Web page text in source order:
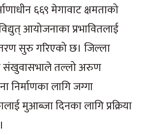
६६९ मेगावाट क्षमताको
आयोजनाका प्रभावितलाई
सुरु गरिएको छ। जिल्ला
संखुवासभाले तल्लो अरुण
निर्माणका लागि जग्गा
मुआब्जा दिनका लागि प्रक्रिया